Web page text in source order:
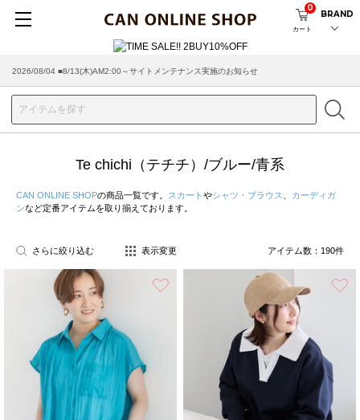
カート
0
BRAND
2026/07/29 ■【お知らせ】ヤマト運輸の配送遅延・停止について
Te chichi（テチチ）/ブルー/青系
CAN ONLINE SHOPの商品一覧です。 スカート やシャツ・ブラウス
カーディガ
ンなど定番アイテムを取り揃えております。
さらに絞り込む 表示変更 アイテム数： 190件